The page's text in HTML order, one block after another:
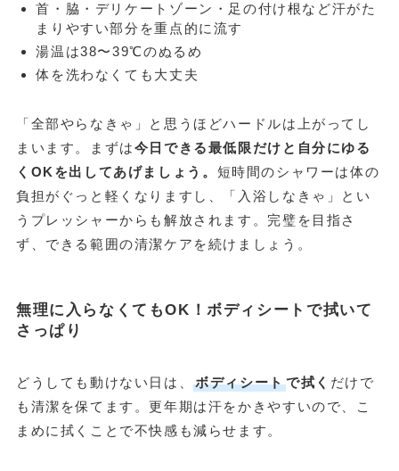
首・脇・デリケートゾーン・足の付け根など汗がた
まりやすい部分を重点的に流す
湯温は38〜39℃のぬるめ
体を洗わなくても大丈夫
「全部やらなきゃ」と思うほどハードルは上がってし
まいます。まずは今日できる最低限だけと自分にゆる
くOKを出してあげましょう。 短時間のシャワーは体の
負担がぐっと軽くなりますし、「入浴しなきゃ」とい
うプレッシャーからも解放されます。完璧を目指さ
ず、できる範囲の清潔ケアを続けましょう。
無理に入らなくてもOK！ボディシートで拭いて
さっぱり
どうしても動けない日は、ボディシートで拭く だけで
も清潔を保てます。更年期は汗をかきやすいので、こ
まめに拭くことで不快感も減らせます。